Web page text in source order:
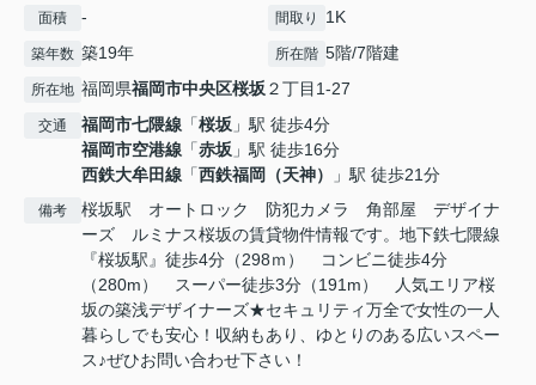
面積 - 間取り 1K
築年数 築19年 所在階 5階/7階建
所在地 福岡県福岡市中央区桜坂 ２丁目1-27
交通 福岡市七隈線 「桜坂 」駅 徒歩4分
福岡市空港線 「赤坂 」駅 徒歩16分
西鉄大牟田線 「西鉄福岡（天神） 」駅 徒歩21分
備考
桜坂駅 オートロック 防犯カメラ 角部屋 デザイナ
ーズ ルミナス桜坂の賃貸物件情報です。地下鉄七隈線
『桜坂駅』徒歩4分（298ｍ） コンビニ徒歩4分
（280m） スーパー徒歩3分（191m） 人気エリア桜
坂の築浅デザイナーズ★セキュリティ万全で女性の一人
暮らしでも安心！収納もあり、ゆとりのある広いスペー
ス♪ぜひお問い合わせ下さい！